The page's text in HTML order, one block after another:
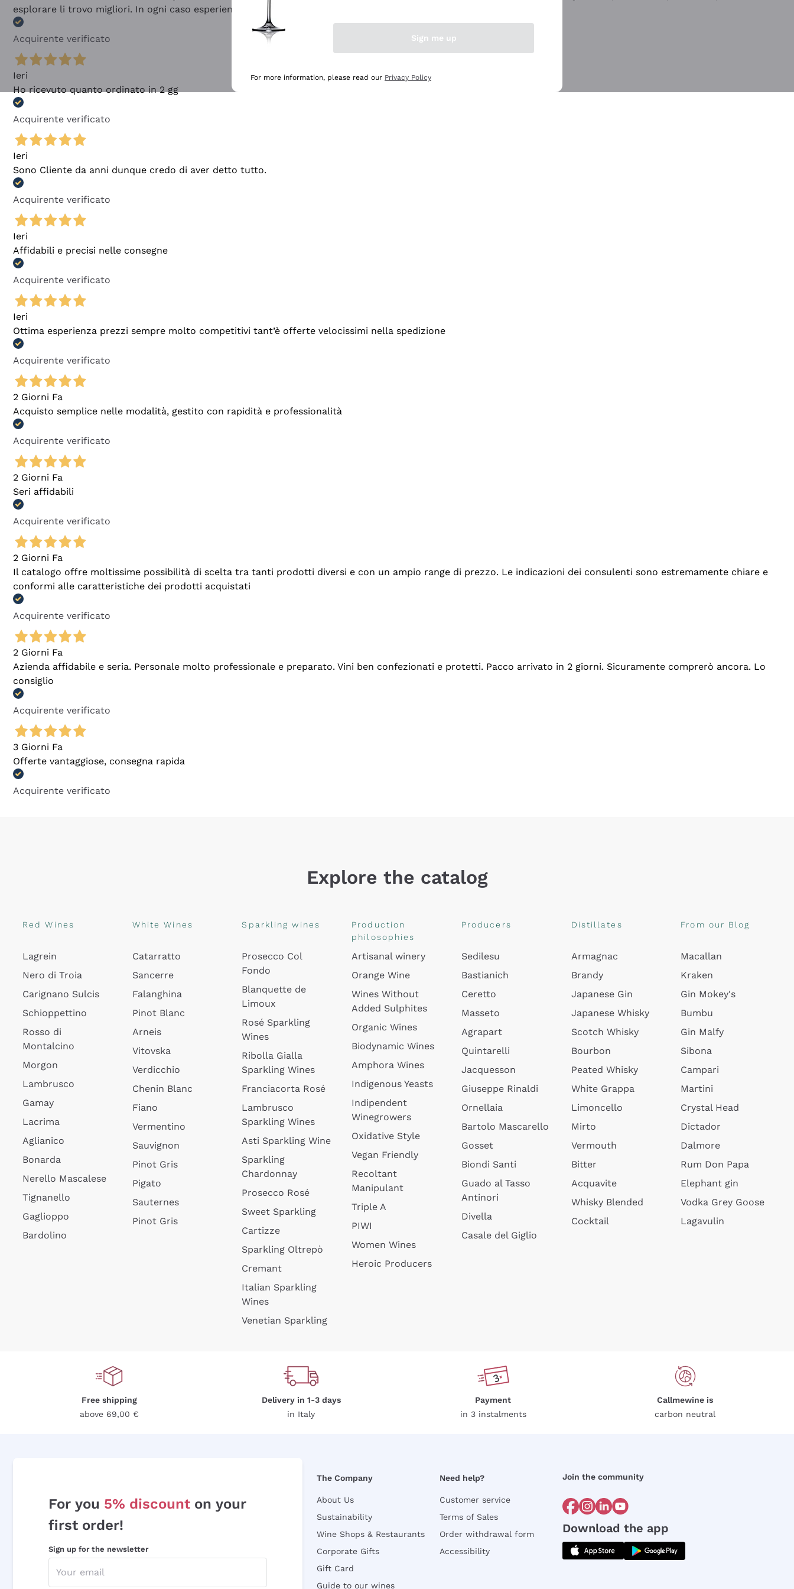
esplorare li trovo migliori. In ogni caso esperienza buona e lo consiglio! 👍
Acquirente verificato
Ieri
Ho ricevuto quanto ordinato in 2 gg
Acquirente verificato
Ieri
Sono Cliente da anni dunque credo di aver detto tutto.
Acquirente verificato
Ieri
Affidabili e precisi nelle consegne
Acquirente verificato
Ieri
Ottima esperienza prezzi sempre molto competitivi tant’è offerte velocissimi nella spedizione
Acquirente verificato
2 Giorni Fa
Acquisto semplice nelle modalità, gestito con rapidità e professionalità
Acquirente verificato
2 Giorni Fa
Seri affidabili
Acquirente verificato
2 Giorni Fa
Il catalogo offre moltissime possibilità di scelta tra tanti prodotti diversi e con un ampio range di prezzo. Le indicazioni dei consulenti sono estremamente chiare e
conformi alle caratteristiche dei prodotti acquistati
Acquirente verificato
2 Giorni Fa
Azienda affidabile e seria. Personale molto professionale e preparato. Vini ben confezionati e protetti. Pacco arrivato in 2 giorni. Sicuramente comprerò ancora. Lo
consiglio
Acquirente verificato
3 Giorni Fa
Offerte vantaggiose, consegna rapida
Acquirente verificato
Explore the catalog
Red Wines
Lagrein
Nero di Troia
Carignano Sulcis
Schioppettino
Rosso di
Montalcino
Morgon
Lambrusco
Gamay
Lacrima
Aglianico
Bonarda
Nerello Mascalese
Tignanello
Gaglioppo
Bardolino
White Wines
Catarratto
Sancerre
Falanghina
Pinot Blanc
Arneis
Vitovska
Verdicchio
Chenin Blanc
Fiano
Vermentino
Sauvignon
Pinot Gris
Pigato
Sauternes
Pinot Gris
Sparkling wines
Prosecco Col
Fondo
Blanquette de
Limoux
Rosé Sparkling
Wines
Ribolla Gialla
Sparkling Wines
Franciacorta Rosé
Lambrusco
Sparkling Wines
Asti Sparkling Wine
Sparkling
Chardonnay
Prosecco Rosé
Sweet Sparkling
Cartizze
Sparkling Oltrepò
Cremant
Italian Sparkling
Wines
Venetian Sparkling
Production
philosophies
Artisanal winery
Orange Wine
Wines Without
Added Sulphites
Organic Wines
Biodynamic Wines
Amphora Wines
Indigenous Yeasts
Indipendent
Winegrowers
Oxidative Style
Vegan Friendly
Recoltant
Manipulant
Triple A
PIWI
Women Wines
Heroic Producers
Producers
Sedilesu
Bastianich
Ceretto
Masseto
Agrapart
Quintarelli
Jacquesson
Giuseppe Rinaldi
Ornellaia
Bartolo Mascarello
Gosset
Biondi Santi
Guado al Tasso
Antinori
Divella
Casale del Giglio
Distillates
Armagnac
Brandy
Japanese Gin
Japanese Whisky
Scotch Whisky
Bourbon
Peated Whisky
White Grappa
Limoncello
Mirto
Vermouth
Bitter
Acquavite
Whisky Blended
Cocktail
From our Blog
Macallan
Kraken
Gin Mokey's
Bumbu
Gin Malfy
Sibona
Campari
Martini
Crystal Head
Dictador
Dalmore
Rum Don Papa
Elephant gin
Vodka Grey Goose
Lagavulin
Free shipping
above 69,00 €
Delivery in 1-3 days
in Italy
Payment
in 3 instalments
Callmewine is
carbon neutral
For you 5% discount on your
first order!
Sign up for the newsletter
The Company
About Us
Sustainability
Wine Shops & Restaurants
Corporate Gifts
Gift Card
Guide to our wines
Need help?
Customer service
Terms of Sales
Order withdrawal form
Accessibility
Join the community
Download the app
Sign me up
For more information, please read our Privacy Policy